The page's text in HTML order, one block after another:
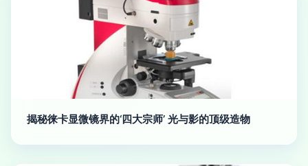
揭秘徕卡显微镜界的‘四大宗师’ 光与影的顶级造物